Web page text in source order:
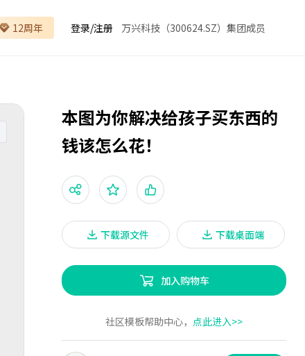
12周年 登录/注册 万兴科技（300624.SZ）集团成员
本图为你解决给孩子买东西的
钱该怎么花！
下载源文件 下载桌面端
加入购物车
社区模板帮助中心， 点此进入>>